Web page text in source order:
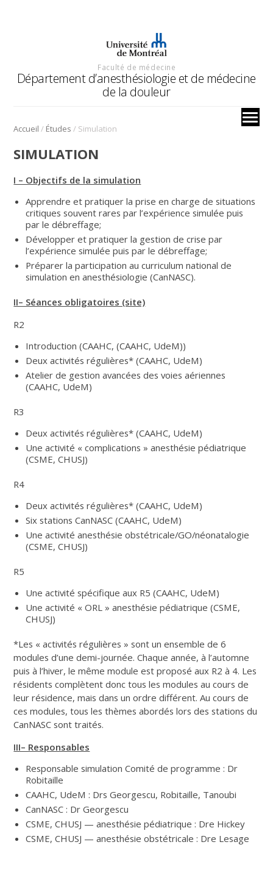
Faculté de médecine
Département d’anesthésiologie et de médecine
de la douleur
Accueil / Études / Simulation
SIMULATION
I – Objectifs de la simulation
Apprendre et pratiquer la prise en charge de situations
critiques souvent rares par l’expérience simulée puis
par le débreffage;
Développer et pratiquer la gestion de crise par
l’expérience simulée puis par le débreffage;
Préparer la participation au curriculum national de
simulation en anesthésiologie (CanNASC).
II– Séances obligatoires (site)
R2
Introduction (CAAHC, (CAAHC, UdeM))
Deux activités régulières* (CAAHC, UdeM)
Atelier de gestion avancées des voies aériennes
(CAAHC, UdeM)
R3
Deux activités régulières* (CAAHC, UdeM)
Une activité « complications » anesthésie pédiatrique
(CSME, CHUSJ)
R4
Deux activités régulières* (CAAHC, UdeM)
Six stations CanNASC (CAAHC, UdeM)
Une activité anesthésie obstétricale/GO/néonatalogie
(CSME, CHUSJ)
R5
Une activité spécifique aux R5 (CAAHC, UdeM)
Une activité « ORL » anesthésie pédiatrique (CSME,
CHUSJ)
*Les « activités régulières » sont un ensemble de 6
modules d’une demi-journée. Chaque année, à l’automne
puis à l’hiver, le même module est proposé aux R2 à 4. Les
résidents complètent donc tous les modules au cours de
leur résidence, mais dans un ordre différent. Au cours de
ces modules, tous les thèmes abordés lors des stations du
CanNASC sont traités.
III– Responsables
Responsable simulation Comité de programme : Dr
Robitaille
CAAHC, UdeM : Drs Georgescu, Robitaille, Tanoubi
CanNASC : Dr Georgescu
CSME, CHUSJ — anesthésie pédiatrique : Dre Hickey
CSME, CHUSJ — anesthésie obstétricale : Dre Lesage